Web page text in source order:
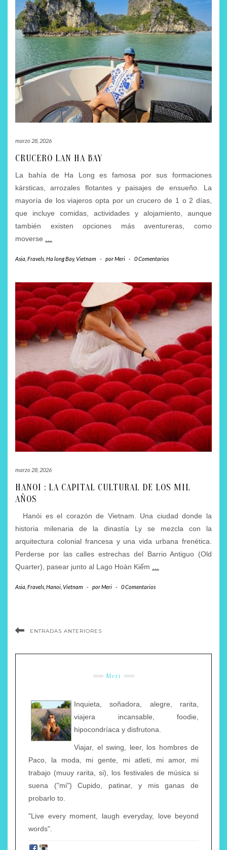
marzo 28, 2026
CRUCERO LAN HA BAY
La bahía de Ha Long es famosa por sus formaciones
kársticas, arrozales flotantes y paisajes de ensueño. La
mayoría de los viajeros opta por un crucero de 1 o 2 días,
que incluye comidas, actividades y alojamiento, aunque
también existen opciones más aventureras, como
moverse …
Asia Fravels Ha long Bay,Vietnam - porMeri - 0 Comentarios
marzo 28, 2026
HANOI : LA CAPITAL CULTURAL DE LOS MIL
AÑOS
Hanói es el corazón de Vietnam. Una ciudad donde la
historia milenaria de la dinastía Ly se mezcla con la
arquitectura colonial francesa y una vida urbana frenética.
Perderse por las calles estrechas del Barrio Antiguo (Old
Quarter), pasear junto al Lago Hoàn Kiếm
Asia Fravels Hanoi Vietnam - porMeri - 0 Comentarios
ENTRADAS ANTERIORES
Meri
Inquieta, soñadora, alegre, rarita,
viajera incansable, foodie,
hipocondríaca y disfrutona.
Viajar, el swing, leer, los hombres de
Paco, la moda, mi gente, mi atleti, mi amor, mi
trabajo (muuy rarita, si), los festivales de música si
suena ("mi") Cupido, patinar, y mis ganas de
probarlo to.
"Live every moment, laugh everyday, love beyond
words".